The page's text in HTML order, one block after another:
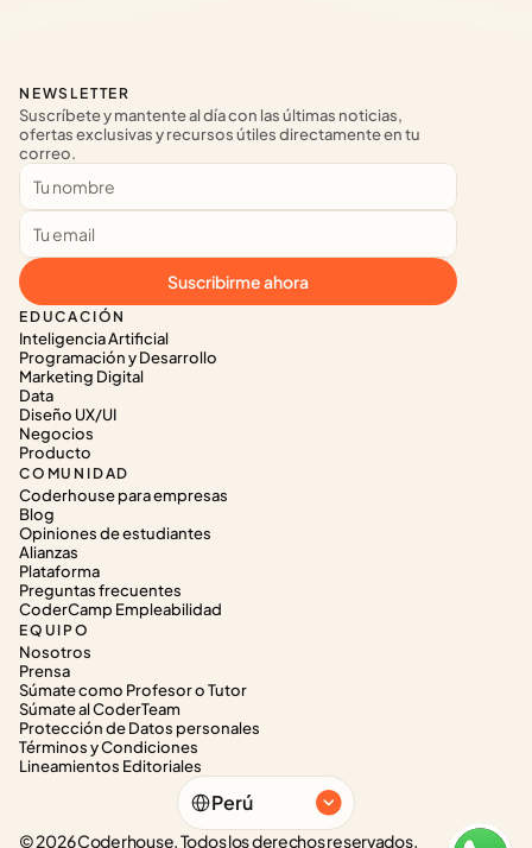
EDUCACIÓN
Inteligencia Artificial
Programación y Desarrollo
Marketing Digital
Data
Diseño UX/UI
Negocios
Producto
COMUNIDAD
Coderhouse para empresas
Blog
Opiniones de estudiantes
Alianzas
Plataforma
Preguntas frecuentes
CoderCamp Empleabilidad
EQUIPO
Nosotros
Prensa
Súmate como Profesor o Tutor
Súmate al CoderTeam
Protección de Datos personales
Términos y Condiciones
Lineamientos Editoriales
NEWSLETTER
Suscríbete y mantente al día con las últimas noticias,
ofertas exclusivas y recursos útiles directamente en tu
correo.
Suscribirme ahora
Select Language
Perú
© 2026 Coderhouse. Todos los derechos reservados.